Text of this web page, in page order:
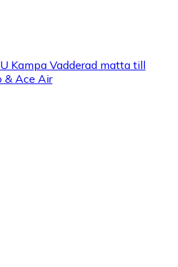
Kampa Vadderad matta till
& Ace Air